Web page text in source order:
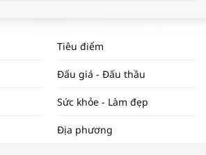
NAM NĂM 2024 VÀ NĂM 2025 | NHỊP
ĐẬP THỊ TRƯỜNG #62
Tọa đàm “Xúc tiến thương mại: Khơi
Tiêu điểm
Đấu giá - Đấu thầu
Sức khỏe - Làm đẹp
Địa phương